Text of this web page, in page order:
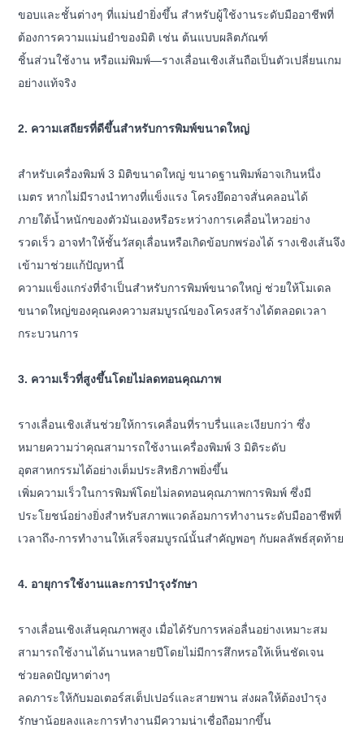
ขอบและชั้นต่างๆ ที่แม่นยำยิ่งขึ้น สำหรับผู้ใช้งานระดับมืออาชีพที่
ต้องการความแม่นยำของมิติ เช่น ต้นแบบผลิตภัณฑ์
ชิ้นส่วนใช้งาน หรือแม่พิมพ์—รางเลื่อนเชิงเส้นถือเป็นตัวเปลี่ยนเกม
อย่างแท้จริง
2. ความเสถียรที่ดีขึ้นสำหรับการพิมพ์ขนาดใหญ่
สำหรับเครื่องพิมพ์ 3 มิติขนาดใหญ่ ขนาดฐานพิมพ์อาจเกินหนึ่ง
เมตร หากไม่มีรางนำทางที่แข็งแรง โครงยึดอาจสั่นคลอนได้
ภายใต้น้ำหนักของตัวมันเองหรือระหว่างการเคลื่อนไหวอย่าง
รวดเร็ว อาจทำให้ชั้นวัสดุเลื่อนหรือเกิดข้อบกพร่องได้ รางเชิงเส้นจึง
เข้ามาช่วยแก้ปัญหานี้
ความแข็งแกร่งที่จำเป็นสำหรับการพิมพ์ขนาดใหญ่ ช่วยให้โมเดล
ขนาดใหญ่ของคุณคงความสมบูรณ์ของโครงสร้างได้ตลอดเวลา
กระบวนการ
3. ความเร็วที่สูงขึ้นโดยไม่ลดทอนคุณภาพ
รางเลื่อนเชิงเส้นช่วยให้การเคลื่อนที่ราบรื่นและเงียบกว่า ซึ่ง
หมายความว่าคุณสามารถใช้งานเครื่องพิมพ์ 3 มิติระดับ
อุตสาหกรรมได้อย่างเต็มประสิทธิภาพยิ่งขึ้น
เพิ่มความเร็วในการพิมพ์โดยไม่ลดทอนคุณภาพการพิมพ์ ซึ่งมี
ประโยชน์อย่างยิ่งสำหรับสภาพแวดล้อมการทำงานระดับมืออาชีพที่
เวลาถึง-การทำงานให้เสร็จสมบูรณ์นั้นสำคัญพอๆ กับผลลัพธ์สุดท้าย
4. อายุการใช้งานและการบำรุงรักษา
รางเลื่อนเชิงเส้นคุณภาพสูง เมื่อได้รับการหล่อลื่นอย่างเหมาะสม
สามารถใช้งานได้นานหลายปีโดยไม่มีการสึกหรอให้เห็นชัดเจน
ช่วยลดปัญหาต่างๆ
ลดภาระให้กับมอเตอร์สเต็ปเปอร์และสายพาน ส่งผลให้ต้องบำรุง
รักษาน้อยลงและการทำงานมีความน่าเชื่อถือมากขึ้น